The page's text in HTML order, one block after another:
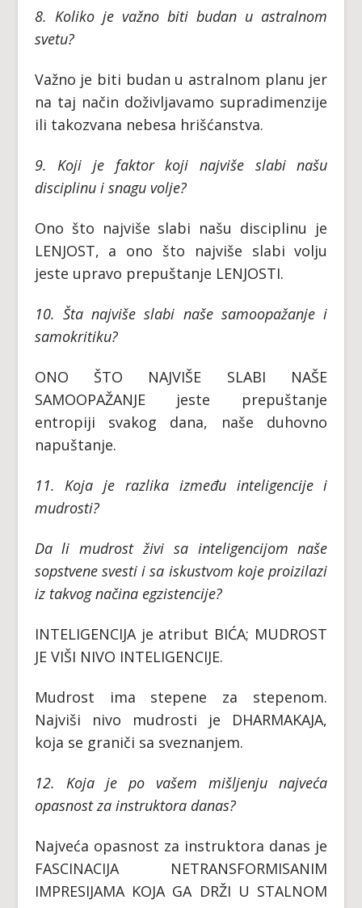
8. Koliko je važno biti budan u astralnom
svetu?
Važno je biti budan u astralnom planu jer
na taj način doživljavamo supradimenzije
ili takozvana nebesa hrišćanstva.
9. Koji je faktor koji najviše slabi našu
disciplinu i snagu volje?
Ono što najviše slabi našu disciplinu je
LENJOST, a ono što najviše slabi volju
jeste upravo prepuštanje LENJOSTI.
10. Šta najviše slabi naše samoopažanje i
samokritiku?
ONO ŠTO NAJVIŠE SLABI NAŠE
SAMOOPAŽANJE jeste prepuštanje
entropiji svakog dana, naše duhovno
napuštanje.
11. Koja je razlika između inteligencije i
mudrosti?
Da li mudrost živi sa inteligencijom naše
sopstvene svesti i sa iskustvom koje proizilazi
iz takvog načina egzistencije?
INTELIGENCIJA je atribut BIĆA; MUDROST
JE VIŠI NIVO INTELIGENCIJE.
Mudrost ima stepene za stepenom.
Najviši nivo mudrosti je DHARMAKAJA,
koja se graniči sa sveznanjem.
12. Koja je po vašem mišljenju najveća
opasnost za instruktora danas?
Najveća opasnost za instruktora danas je
FASCINACIJA NETRANSFORMISANIM
IMPRESIJAMA KOJA GA DRŽI U STALNOM